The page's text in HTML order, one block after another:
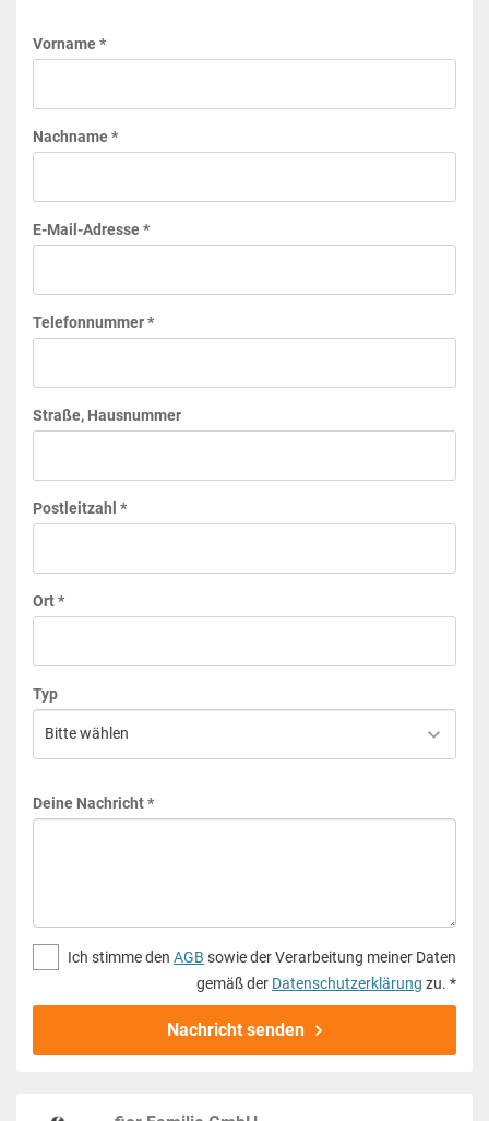
Vorname *
Nachname *
E-Mail-Adresse *
Telefonnummer *
Straße, Hausnummer
Postleitzahl *
Ort *
Typ
Deine Nachricht *
Ich stimme den AGB sowie der Verarbeitung meiner Daten
gemäß der Datenschutzerklärung zu. *
Nachricht senden